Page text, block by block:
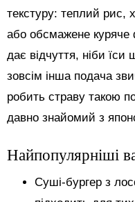
текстуру: теплий рис,
або обсмажене куряче
дає відчуття, ніби
зовсім інша подача
робить страву такою
давно знайомий з
Найпопулярніші
Суші-бургер з